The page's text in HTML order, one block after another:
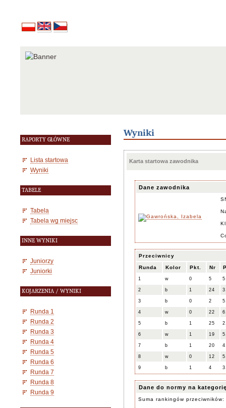
RAPORTY GŁÓWNE
Lista startowa
Wyniki
TABELE
Tabela
Tabela wg miejsc
INNE WYNIKI
Juniorzy
Juniorki
KOJARZENIA / WYNIKI
Runda 1
Runda 2
Runda 3
Runda 4
Runda 5
Runda 6
Runda 7
Runda 8
Runda 9
Wyniki
Karta startowa zawodnika
Dane zawodnika
Przeciwnicy
Runda Kolor Pkt. Nr
1 w 0 5
2 b 1 24
3 b 0 2
4 w 0 22
5 b 1 25
6 w 1 19
7 b 1 20
8 w 0 12
9 b 1 4
Dane do normy na
Suma rankingów przeciwników: